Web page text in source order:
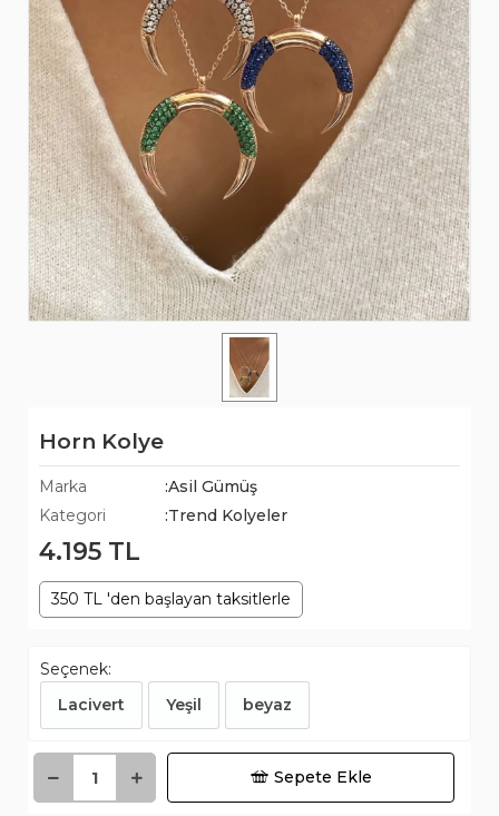
Horn Kolye
Marka
:Asil Gümüş
Kategori
:Trend Kolyeler
4.195 TL
350 TL 'den başlayan taksitlerle
Seçenek:
Lacivert
Yeşil beyaz
Sepete Ekle